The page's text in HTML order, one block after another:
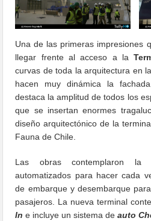
Una de las primeras impresiones
llegar frente al acceso a la
curvas de toda la arquitectura en
hacen muy dinámica la
destaca la amplitud de todos los
que se insertan enormes
diseño arquitectónico de la
Fauna de Chile.
Las obras contemplaron la
automatizados para hacer cada
de embarque y desembarque
pasajeros. La nueva terminal
In e incluye un sistema deauto